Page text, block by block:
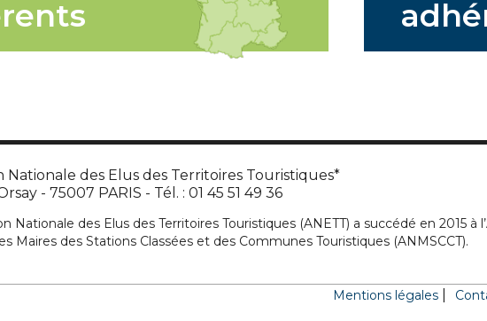
Nationale des Elus des Territoires Touristiques*
- 75007 PARIS - Tél. : 01 45 51 49 36
Nationale des Elus des Territoires Touristiques (ANETT) a succédé en 2015 à
Maires des Stations Classées et des Communes Touristiques (ANMSCCT).
Mentions légales